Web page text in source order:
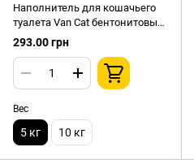
Наполнитель для кошачьего
туалета Van Cat бентонитовый
с ароматом алоэ вера, 5 кг
293.00 грн
Вес
5 кг 10 кг